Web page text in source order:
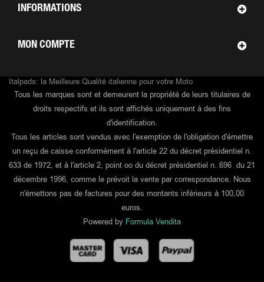
INFORMATIONS
MON COMPTE
Italpads: la Meilleure Qualité italienne pour votre Moto
Tous les marques sont et demeurent la propriété de leurs titulaires de
droits respectifs et ils sont affichés uniquement à des fins
d'identification.
Tous les articles sont vendus avec l'exemption de l'obligation d'émettre
un reçu de caisse conformément à l'article 22 du décret présidentiel n.
633 de 1972, et à l'article 2, point oo du décret présidentiel n. 696 du 21
décembre 1996, comme le prévoit la vente par correspondance. Nous
n'émettons pas de factures pour des montants inférieurs à 100,00
euros.
Powered by Formula Vendita